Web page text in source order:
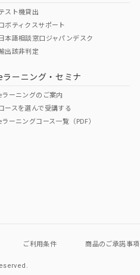
O
スト機貸出
ボティクスサポート
本語相談窓口ジャパンデスク
出該非判定
ラーニング・セミナ
ラーニングのご案内
ースを選んで受講する
ラーニングコース一覧（PDF）
ご利用条件 商品のご承諾事項